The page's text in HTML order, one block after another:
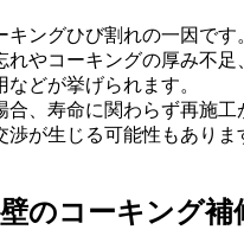
ングひび割れの一因です
れやコーキングの厚み不足
どが挙げられます。
合、寿命に関わらず再施工
渉が生じる可能性もありま
のコーキング補